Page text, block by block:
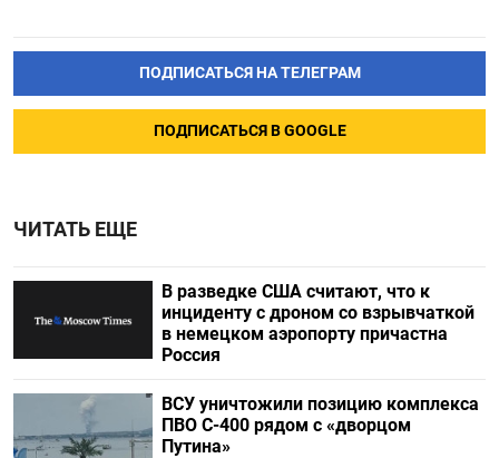
ПОДПИСАТЬСЯ НА ТЕЛЕГРАМ
ПОДПИСАТЬСЯ В GOOGLE
ЧИТАТЬ ЕЩЕ
В разведке США считают, что к
инциденту с дроном со взрывчаткой
в немецком аэропорту причастна
Россия
ВСУ уничтожили позицию комплекса
ПВО С-400 рядом с «дворцом
Путина»